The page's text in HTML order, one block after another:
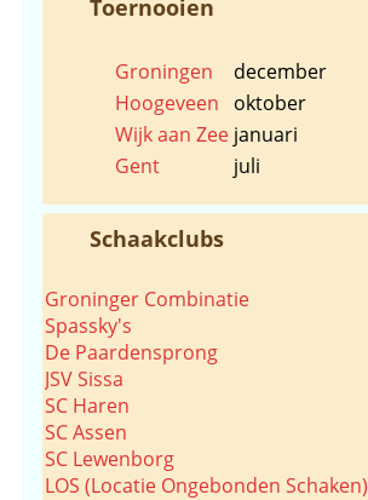
Toernooien
Groningen
december
Hoogeveen
oktober
Wijk aan Zee januari
Gent
juli
Schaakclubs
Groninger Combinatie
Spassky's
De Paardensprong
JSV Sissa
SC Haren
SC Assen
SC Lewenborg
LOS (Locatie Ongebonden Schaken)